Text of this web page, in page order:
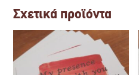
Σχετικά προϊόντα